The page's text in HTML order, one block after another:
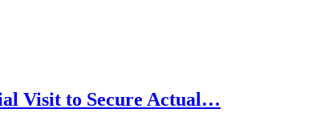
Visit to Secure Actual…